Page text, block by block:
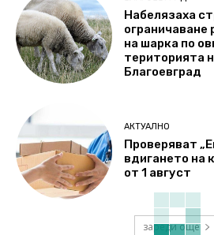
Набелязаха
ограничаване
на шарка по
територията
Благоевград
АКТУАЛНО
Проверяват
вдигането на
от 1 август
зареди още